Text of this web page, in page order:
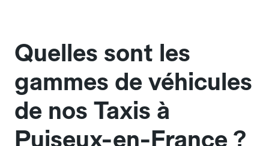
Quelles sont les
gammes de véhicules
de nos Taxis à
Puiseux-en-France ?